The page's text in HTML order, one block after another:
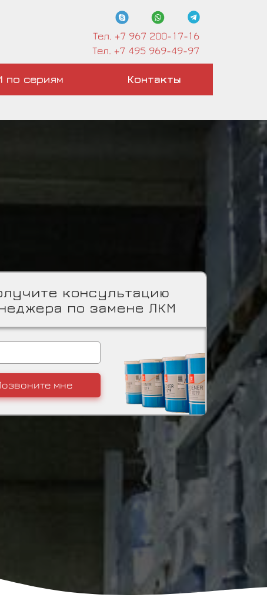
Тел. +7 967 200-17-16
Тел. +7 495 969-49-97
по сериям Контакты
консультацию
по замене ЛКМ
мне